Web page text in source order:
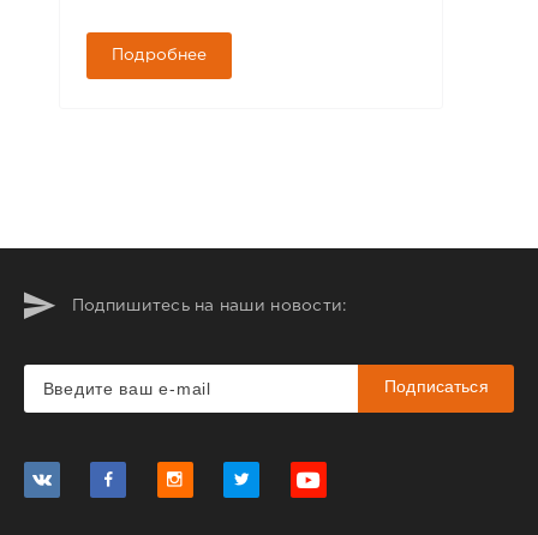
Подробнее
Подпишитесь на наши новости:
Подписаться